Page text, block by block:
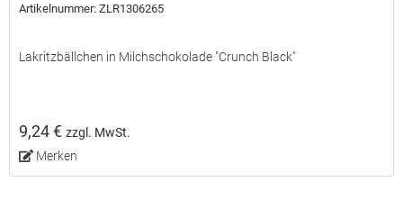
Artikelnummer: ZLR1306265
Lakritzbällchen in Milchschokolade "Crunch Black"
9,24 €zzgl. MwSt.
Merken